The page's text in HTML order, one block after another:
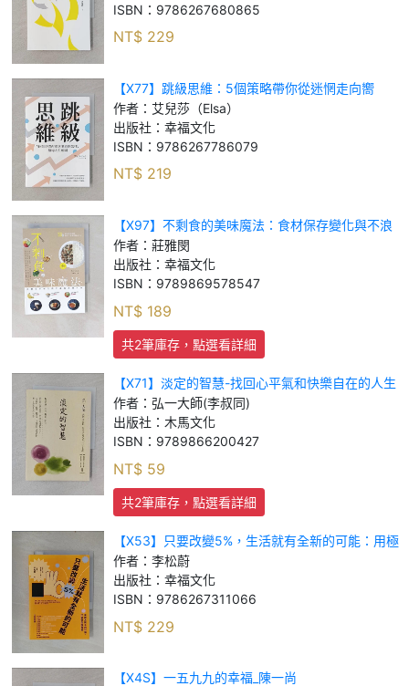
ISBN： 9786267680865
NT$ 229
【X77】跳級思維：5個策略帶你從迷惘走向嚮
往，翻轉人生藍圖_艾兒莎（Elsa）
作者： 艾兒莎（Elsa）
出版社： 幸福文化
ISBN： 9786267786079
NT$ 219
【X97】不剩食的美味魔法：食材保存變化與不浪
費省錢料理_莊雅閔
作者： 莊雅閔
出版社： 幸福文化
ISBN： 9789869578547
NT$ 189
共2筆庫存，點選看詳細
【X71】淡定的智慧-找回心平氣和快樂自在的人生
100幸福課_弘一大師(李叔同)
作者： 弘一大師(李叔同)
出版社： 木馬文化
ISBN： 9789866200427
NT$ 59
共2筆庫存，點選看詳細
【X53】只要改變5%，生活就有全新的可能：用極
其微小的行動，打破慣性和困局_李松蔚
作者： 李松蔚
出版社： 幸福文化
ISBN： 9786267311066
NT$ 229
【X4S】一五九九的幸福_陳一尚